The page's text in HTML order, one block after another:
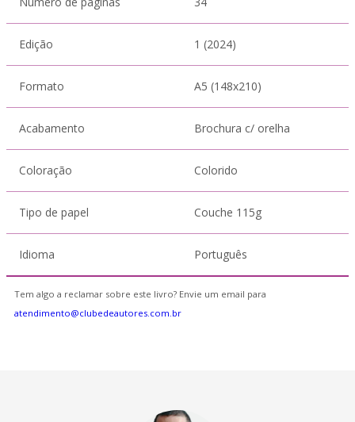
Edição 1 (2024)
Formato A5 (148x210)
Acabamento Brochura c/ orelha
Coloração Colorido
Tipo de papel Couche 115g
Idioma Português
Tem algo a reclamar sobre este livro? Envie um email para
atendimento@clubedeautores.com.br